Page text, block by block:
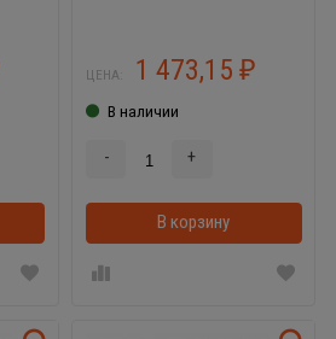
В корзинке
ЦЕНА: 1 473,15₽
В наличии
- +
В корзину